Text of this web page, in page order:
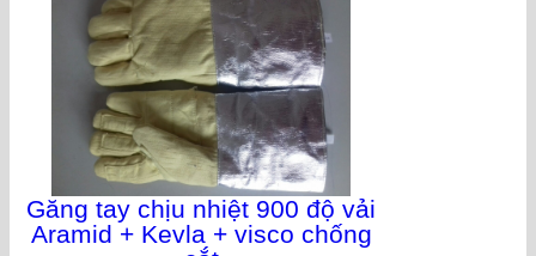
Găng tay chịu nhiệt 900 độ vải
Aramid + Kevla + visco chống